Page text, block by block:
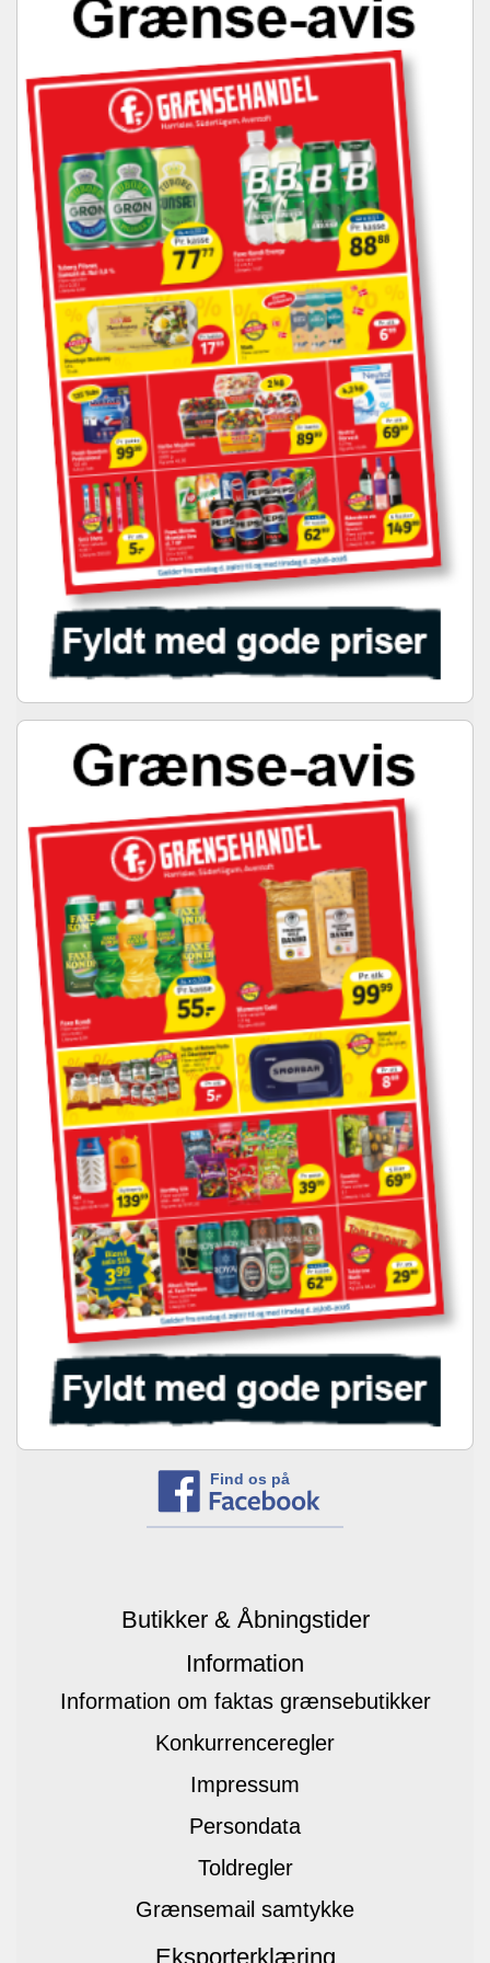
Find os på
Butikker & Åbningstider
Information
Information om faktas grænsebutikker
Konkurrenceregler
Impressum
Persondata
Toldregler
Grænsemail samtykke
Eksporterklæring